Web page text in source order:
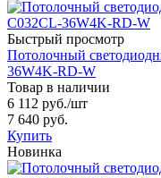
Быстрый просмотр
Потолочный
36W4K-RD-W
Товар в наличии
6 112 руб./шт
7 640 руб.
Купить
Новинка